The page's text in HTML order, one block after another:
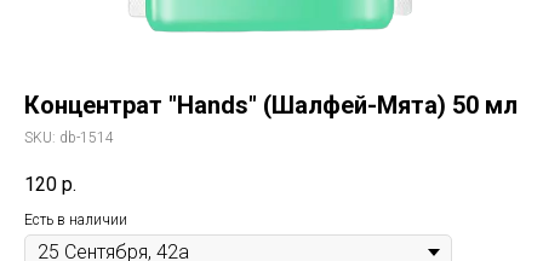
Концентрат "Hands" (Шалфей-Мята) 50 мл
SKU: db-1514
120 р.
Есть в наличии